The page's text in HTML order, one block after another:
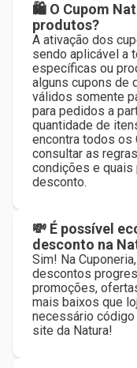
🛍 O Cupom
produtos?
A ativação dos
sendo aplicável a
específicas ou
alguns cupons de
válidos somente
para pedidos a
quantidade de
encontra todos os
consultar as
condições e
desconto.
💸 É possível
desconto na
Sim! Na
descontos
promoções,
mais baixos que
necessário código
site da Natura!